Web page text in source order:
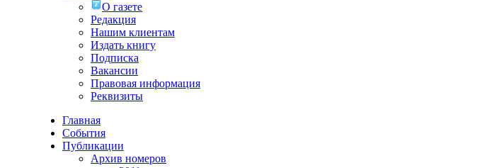
О газете
Редакция
Нашим клиентам
Издать книгу
Подписка
Вакансии
Правовая информация
Реквизиты
Главная
События
Публикации
Архив номеров